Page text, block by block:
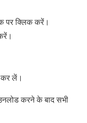
पर क्लिक करें।
कर लें।
करने के बाद सभी